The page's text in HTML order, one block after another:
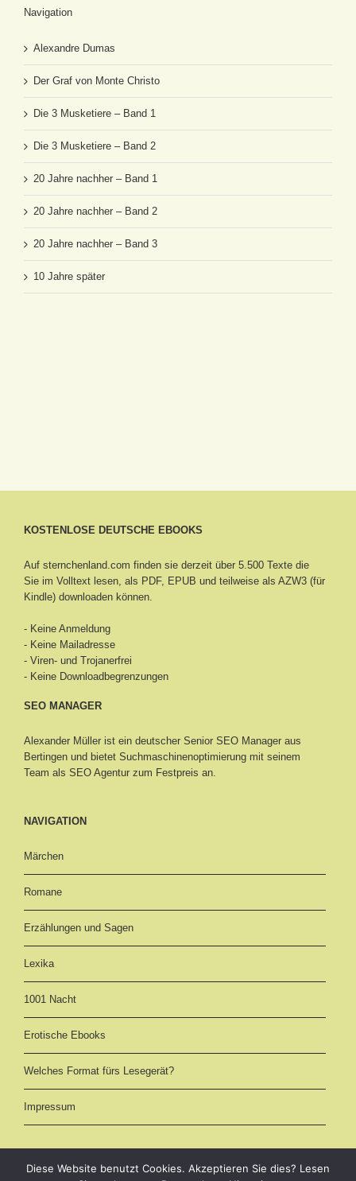
Navigation
Alexandre Dumas
Der Graf von Monte Christo
Die 3 Musketiere – Band 1
Die 3 Musketiere – Band 2
20 Jahre nachher – Band 1
20 Jahre nachher – Band 2
20 Jahre nachher – Band 3
10 Jahre später
KOSTENLOSE DEUTSCHE EBOOKS
Auf sternchenland.com finden sie derzeit über 5.500 Texte die
Sie im Volltext lesen, als PDF, EPUB und teilweise als AZW3 (für
Kindle) downloaden können.
- Keine Anmeldung
- Keine Mailadresse
- Viren- und Trojanerfrei
- Keine Downloadbegrenzungen
SEO MANAGER
Alexander Müller ist ein deutscher Senior SEO Manager aus
Bertingen und bietet Suchmaschinenoptimierung mit seinem
Team als SEO Agentur zum Festpreis an.
NAVIGATION
Märchen
Romane
Erzählungen und Sagen
Lexika
1001 Nacht
Erotische Ebooks
Welches Format fürs Lesegerät?
Impressum
Diese Website benutzt Cookies. Akzeptieren Sie dies? Lesen